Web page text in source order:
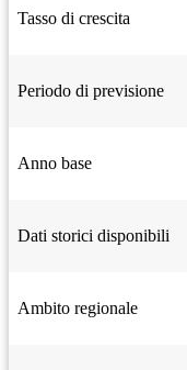
Tasso di crescita
Periodo di previsione
Anno base
Dati storici disponibili
Ambito regionale